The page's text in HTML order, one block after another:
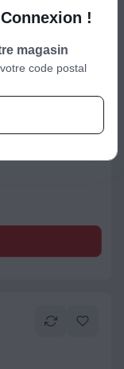
!
magasin
code postal